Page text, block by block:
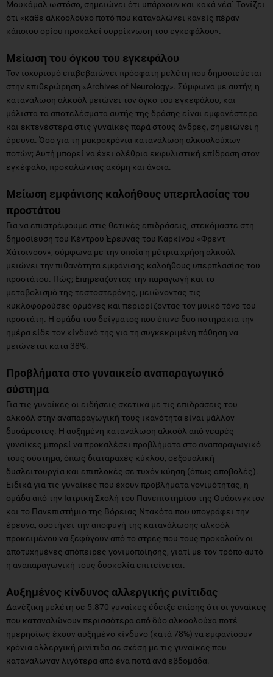
Μουκάμαλ ωστόσο, σημειώνει ότι υπάρχουν και κακά νέα˙ Τονίζει
ότι «κάθε αλκοολούχο ποτό που καταναλώνει κανείς πέραν
κάποιου ορίου προκαλεί συρρίκνωση του εγκεφάλου».
Μείωση του όγκου του εγκεφάλου
Τον ισχυρισμό επιβεβαιώνει πρόσφατη μελέτη που δημοσιεύεται
στην επιθερώρηση «Archives of Neurology». Σύμφωνα με αυτήν, η
κατανάλωση αλκοόλ μειώνει τον όγκο του εγκεφάλου, και
μάλιστα τα αποτελέσματα αυτής της δράσης είναι εμφανέστερα
και εκτενέστερα στις γυναίκες παρά στους άνδρες, σημειώνει η
έρευνα. Όσο για τη μακροχρόνια κατανάλωση αλκοολούχων
ποτών; Αυτή μπορεί να έχει ολέθρια εκφυλιστική επίδραση στον
εγκέφαλο, προκαλώντας ακόμη και άνοια.
Μείωση εμφάνισης καλοήθους υπερπλασίας του
προστάτου
Για να επιστρέψουμε στις θετικές επιδράσεις, στεκόμαστε στη
δημοσίευση του Κέντρου Έρευνας του Καρκίνου «Φρεντ
Χάτσινσον», σύμφωνα με την οποία η μέτρια χρήση αλκοόλ
μειώνει την πιθανότητα εμφάνισης καλοήθους υπερπλασίας του
προστάτου. Πώς; Επηρεάζοντας την παραγωγή και το
μεταβολισμό της τεστοστερόνης, μειώνοντας τις
κυκλοφορούσες ορμόνες και περιορίζοντας τον μυικό τόνο του
προστάτη. Η ομάδα του δείγματος που έπινε δυο ποτηράκια την
ημέρα είδε τον κίνδυνό της για τη συγκεκριμένη πάθηση να
μειώνεται κατά 38%.
Προβλήματα στο γυναικείο αναπαραγωγικό
σύστημα
Για τις γυναίκες οι ειδήσεις σχετικά με τις επιδράσεις του
αλκοόλ στην αναπαραγωγική τους ικανότητα είναι μάλλον
δυσάρεστες. Η αυξημένη κατανάλωση αλκοόλ από νεαρές
γυναίκες μπορεί να προκαλέσει προβλήματα στο αναπαραγωγικό
τους σύστημα, όπως διαταραχές κύκλου, σεξουαλική
δυσλειτουργία και επιπλοκές σε τυχόν κύηση (όπως αποβολές).
Ειδικά για τις γυναίκες που έχουν προβλήματα γονιμότητας, η
ομάδα από την Ιατρική Σχολή του Πανεπιστημίου της Ουάσινγκτον
και το Πανεπιστήμιο της Βόρειας Ντακότα που υπογράφει την
έρευνα, συστήνει την αποφυγή της κατανάλωσης αλκοόλ
προκειμένου να ξεφύγουν από το στρες που τους προκαλούν οι
αποτυχημένες απόπειρες γονιμοποίησης, γιατί με τον τρόπο αυτό
η αναπαραγωγική τους δυσκολία επιτείνεται.
Αυξημένος κίνδυνος αλλεργικής ρινίτιδας
Δανέζικη μελέτη σε 5.870 γυναίκες έδειξε επίσης ότι οι γυναίκες
που καταναλώνουν περισσότερα από δύο αλκοολούχα ποτέ
ημερησίως έχουν αυξημένο κίνδυνο (κατά 78%) να εμφανίσουν
χρόνια αλλεργική ρινίτιδα σε σχέση με τις γυναίκες που
κατανάλωναν λιγότερα από ένα ποτά ανά εβδομάδα.